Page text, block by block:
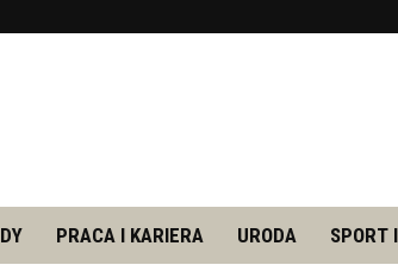
PRACA I KARIERA URODA SPORT